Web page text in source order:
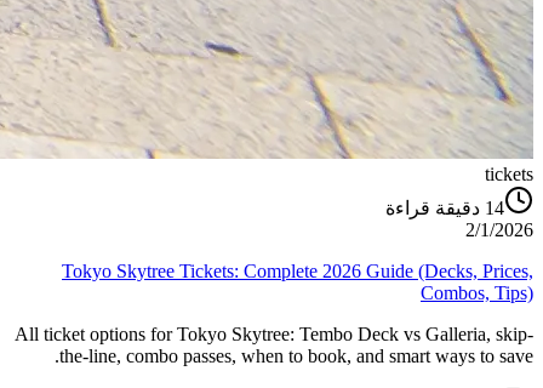
tickets
14 دقيقة قراءة
2/1/2026
Tokyo Skytree Tickets: Complete 2026 Guide (Decks, Prices,
Combos, Tips)
All ticket options for Tokyo Skytree: Tembo Deck vs Galleria, skip-
the-line, combo passes, when to book, and smart ways to save.